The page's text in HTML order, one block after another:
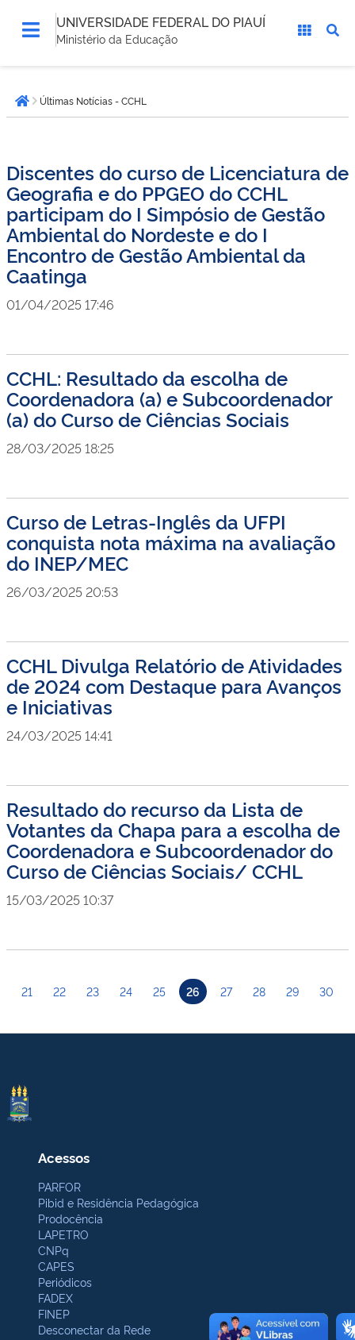
UNIVERSIDADE FEDERAL DO PIAUÍ
Ministério da Educação
está
aqui:Página inicial
Últimas Notícias - CCHL
Discentes do curso de Licenciatura de
Geografia e do PPGEO do CCHL
participam do I Simpósio de Gestão
Ambiental do Nordeste e do I
Encontro de Gestão Ambiental da
Caatinga
01/04/2025 17:46
CCHL: Resultado da escolha de
Coordenadora (a) e Subcoordenador
(a) do Curso de Ciências Sociais
28/03/2025 18:25
Curso de Letras-Inglês da UFPI
conquista nota máxima na avaliação
do INEP/MEC
26/03/2025 20:53
CCHL Divulga Relatório de Atividades
de 2024 com Destaque para Avanços
e Iniciativas
24/03/2025 14:41
Resultado do recurso da Lista de
Votantes da Chapa para a escolha de
Coordenadora e Subcoordenador do
Curso de Ciências Sociais/ CCHL
15/03/2025 10:37
21 22 23 24 25 26 27 28 29 30
Acessos
PARFOR
Pibid e Residência Pedagógica
Prodocência
LAPETRO
CNPq
CAPES
Periódicos
FADEX
FINEP
Desconectar da Rede